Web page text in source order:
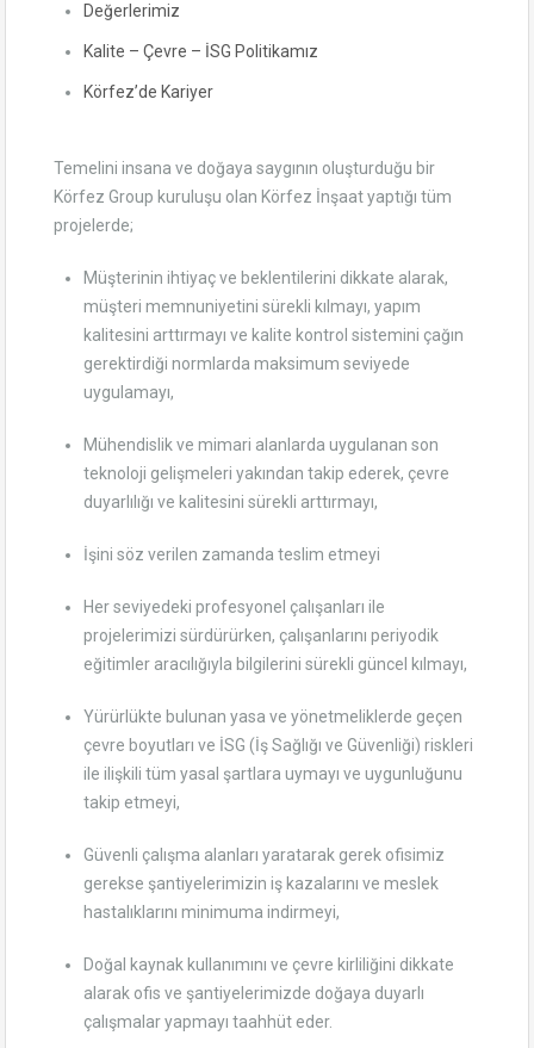
Değerlerimiz
Kalite – Çevre – İSG Politikamız
Körfez’de Kariyer
Temelini insana ve doğaya saygının oluşturduğu bir
Körfez Group kuruluşu olan Körfez İnşaat yaptığı tüm
projelerde;
Müşterinin ihtiyaç ve beklentilerini dikkate alarak,
müşteri memnuniyetini sürekli kılmayı, yapım
kalitesini arttırmayı ve kalite kontrol sistemini çağın
gerektirdiği normlarda maksimum seviyede
uygulamayı,
Mühendislik ve mimari alanlarda uygulanan son
teknoloji gelişmeleri yakından takip ederek, çevre
duyarlılığı ve kalitesini sürekli arttırmayı,
İşini söz verilen zamanda teslim etmeyi
Her seviyedeki profesyonel çalışanları ile
projelerimizi sürdürürken, çalışanlarını periyodik
eğitimler aracılığıyla bilgilerini sürekli güncel kılmayı,
Yürürlükte bulunan yasa ve yönetmeliklerde geçen
çevre boyutları ve İSG (İş Sağlığı ve Güvenliği) riskleri
ile ilişkili tüm yasal şartlara uymayı ve uygunluğunu
takip etmeyi,
Güvenli çalışma alanları yaratarak gerek ofisimiz
gerekse şantiyelerimizin iş kazalarını ve meslek
hastalıklarını minimuma indirmeyi,
Doğal kaynak kullanımını ve çevre kirliliğini dikkate
alarak ofis ve şantiyelerimizde doğaya duyarlı
çalışmalar yapmayı taahhüt eder.